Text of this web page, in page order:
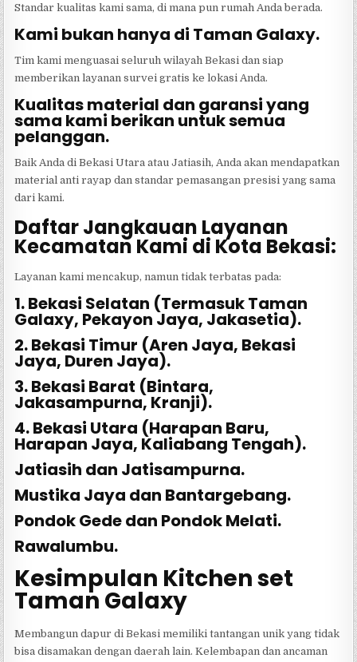
Standar kualitas kami sama, di mana pun rumah Anda berada.
Kami bukan hanya di Taman Galaxy.
Tim kami menguasai seluruh wilayah Bekasi dan siap
memberikan layanan survei gratis ke lokasi Anda.
Kualitas material dan garansi yang
sama kami berikan untuk semua
pelanggan.
Baik Anda di Bekasi Utara atau Jatiasih, Anda akan mendapatkan
material anti rayap dan standar pemasangan presisi yang sama
dari kami.
Daftar Jangkauan Layanan
Kecamatan Kami di Kota Bekasi:
Layanan kami mencakup, namun tidak terbatas pada:
1. Bekasi Selatan (Termasuk Taman
Galaxy, Pekayon Jaya, Jakasetia).
2. Bekasi Timur (Aren Jaya, Bekasi
Jaya, Duren Jaya).
3. Bekasi Barat (Bintara,
Jakasampurna, Kranji).
4. Bekasi Utara (Harapan Baru,
Harapan Jaya, Kaliabang Tengah).
Jatiasih dan Jatisampurna.
Mustika Jaya dan Bantargebang.
Pondok Gede dan Pondok Melati.
Rawalumbu.
Kesimpulan Kitchen set
Taman Galaxy
Membangun dapur di Bekasi memiliki tantangan unik yang tidak
bisa disamakan dengan daerah lain. Kelembapan dan ancaman